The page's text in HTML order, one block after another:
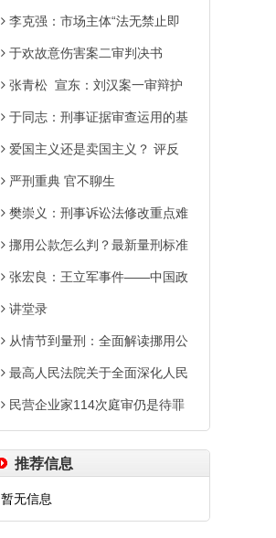
李克强：市场主体“法无禁止即
于欢故意伤害案二审判决书
张青松 宣东：刘汉案一审辩护
于同志：刑事证据审查运用的基
爱国主义还是卖国主义？ 评反
严刑重典 官不聊生
樊崇义：刑事诉讼法修改重点难
挪用公款怎么判？最新量刑标准
张宏良：王立军事件——中国政
讲堂录
从情节到量刑：全面解读挪用公
最高人民法院关于全面深化人民
民营企业家114次庭审仍是待罪
推荐信息
暂无信息